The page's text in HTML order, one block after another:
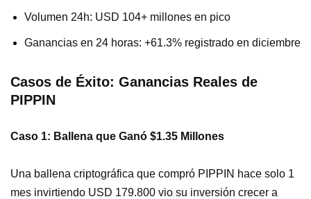
Volumen 24h: USD 104+ millones en pico
Ganancias en 24 horas: +61.3% registrado en diciembre
Casos de Éxito: Ganancias Reales de
PIPPIN
Caso 1: Ballena que Ganó $1.35 Millones
Una ballena criptográfica que compró PIPPIN hace solo 1
mes invirtiendo USD 179.800 vio su inversión crecer a